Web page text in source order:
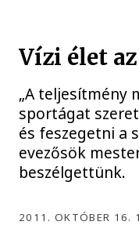
Vízi élet
„A teljesítmény
sportágat
és feszegetni a
evezősök
beszélgettünk.
2011. OKTÓBER 16.